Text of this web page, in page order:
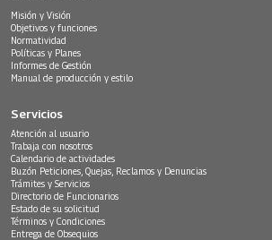
Misión y Visión
Objetivos y funciones
Normatividad
Políticas y Planes
Informes de Gestión
Manual de producción y estilo
Servicios
Atención al usuario
Trabaja con nosotros
Calendario de actividades
Buzón Peticiones, Quejas, Reclamos y Denuncias
Trámites y Servicios
Directorio de Funcionarios
Estado de su solicitud
Términos y Condiciones
Entrega de Obsequios